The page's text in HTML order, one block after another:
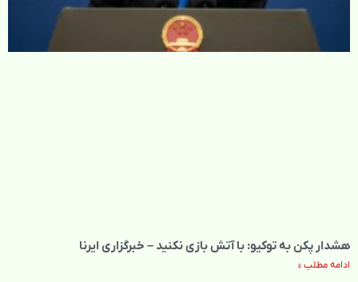
هشدار پکن به توکیو: با آتش بازی نکنید – خبرگزاری ایرنا
ادامه مطلب »